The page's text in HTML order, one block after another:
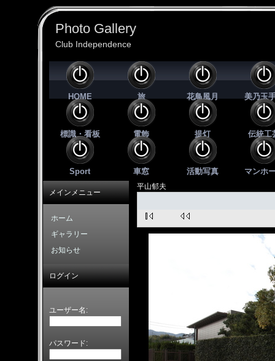
Photo Gallery
Club Independence
HOME 旅 花鳥風月 美乃玉
標識・看板 電飾 提灯 伝統工
Sport 車窓 活動写真 マンホ
平山郁夫
メインメニュー
ホーム
ギャラリー
お知らせ
ログイン
ユーザー名:
パスワード: